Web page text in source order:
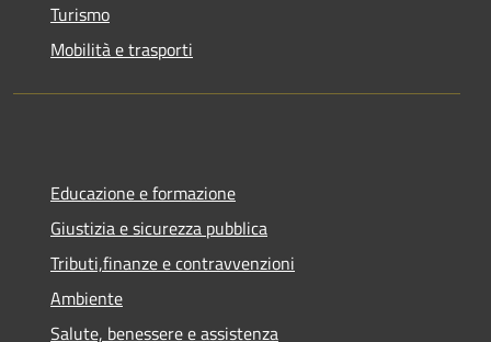
Turismo
Mobilità e trasporti
Educazione e formazione
Giustizia e sicurezza pubblica
Tributi,finanze e contravvenzioni
Ambiente
Salute, benessere e assistenza